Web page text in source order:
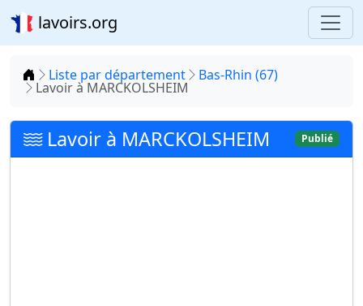
lavoirs.org
Accueil
Liste par département Bas-Rhin (67)
Lavoir à MARCKOLSHEIM
Lavoir à MARCKOLSHEIM Publié